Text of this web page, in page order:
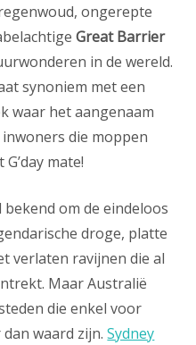
ongerepte
Great Barrier
in de wereld.
synoniem met een
waar het aangenaam
die moppen
mate!
om de eindeloos
droge, platte
verlaten ravijnen die al
Maar Australië
die enkel voor
dan waard zijn.Sydney